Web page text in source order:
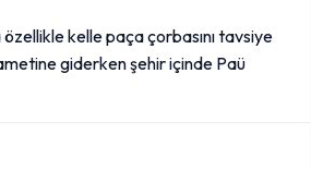
kelle paça çorbasını tavsiye
giderken şehir içinde Paü